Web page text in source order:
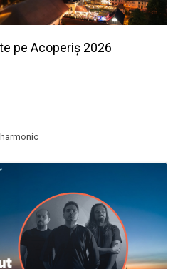
pe Acoperiș 2026